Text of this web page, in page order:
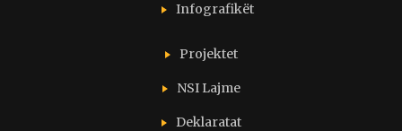
Infografikët
Projektet
NSI Lajme
Deklaratat